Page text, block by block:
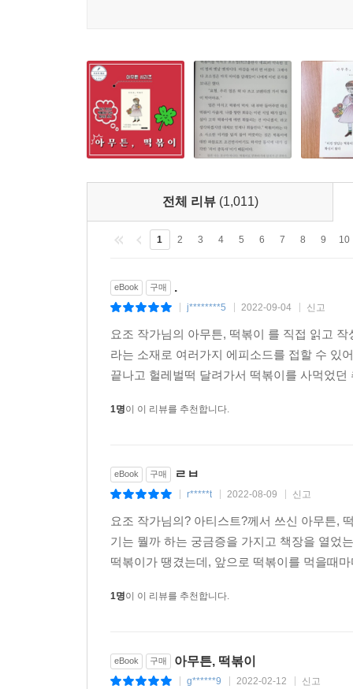
삶에는 의미가 있다, 아니다 의미 같은 거 없다,
는 것이 무슨 의미가 있을까, 라는 말장난 같은
다. 무의미한가 싶으면 의미하고 의미한가 싶으
박사)의 어린 시절을 증거하는 의미인 것처럼. 의
미함인 것처럼.
전체 리뷰 (1,011)
1 2 3 4 5 6 7 8 9 10
eBook 구매 .
j********5 2022-09-04 신고
요조 작가님의 아무튼, 떡볶이 를 직접 읽고
라는 소재로 여러가지 에피소드를 접할 수 있
끝나고 헐레벌떡 달려가서 떡볶이를 사먹었
1명이 이 리뷰를 추천합니다.
eBook 구매 ㄹㅂ
r*****t 2022-08-09 신고
요조 작가님의? 아티스트?께서 쓰신 아무튼,
기는 뭘까 하는 궁금증을 가지고 책장을 열었
떡볶이가 땡겼는데, 앞으로 떡볶이를 먹을때
1명이 이 리뷰를 추천합니다.
eBook 구매 아무튼, 떡볶이
g******9 2022-02-12 신고